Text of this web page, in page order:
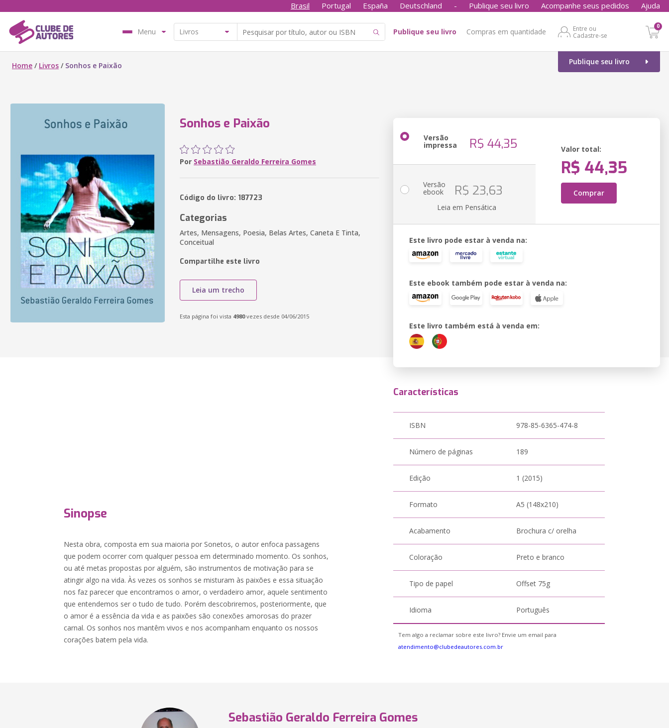
Brasil Portugal España Deutschland - Publique seu livro Acompanhe seus pedidos Ajuda
Menu Publique seu livro Compras em quantidade
Entre ou
Cadastre-se
0
Publique seu livro
Home / Livros / Sonhos e Paixão
Sonhos e Paixão
Por Sebastião Geraldo Ferreira Gomes
Código do livro: 187723
Categorias
Artes, Mensagens, Poesia, Belas Artes, Caneta E Tinta,
Conceitual
Compartilhe este livro
Leia um trecho
Esta página foi vista 4980vezes desde 04/06/2015
Versão
impressa R$ 44,35 Valor total:
R$ 44,35
Comprar
Versão
ebook R$ 23,63
Leia em Pensática
Este livro pode estar à venda na:
Este ebook também pode estar à venda na:
Este livro também está à venda em:
Sinopse
Nesta obra, composta em sua maioria por Sonetos, o autor enfoca passagens
que podem ocorrer com qualquer pessoa em determinado momento. Os sonhos,
ou até metas propostas por alguém, são instrumentos de motivação para se
atingir algo na vida. Às vezes os sonhos se misturam às paixões e essa situação
nos faz parecer que encontramos o amor, o verdadeiro amor, aquele sentimento
que entendemos ser o tudo de tudo. Porém descobriremos, posteriormente, que
o amor é a essência da vida e as paixões são conexões amorosas do prazer
carnal. Os sonhos nos mantêm vivos e nos acompanham enquanto os nossos
corações batem pela vida.
Características
ISBN 978-85-6365-474-8
Número de páginas 189
Edição 1 (2015)
Formato A5 (148x210)
Acabamento Brochura c/ orelha
Coloração Preto e branco
Tipo de papel Offset 75g
Idioma Português
Tem algo a reclamar sobre este livro? Envie um email para
atendimento@clubedeautores.com.br
Sebastião Geraldo Ferreira Gomes